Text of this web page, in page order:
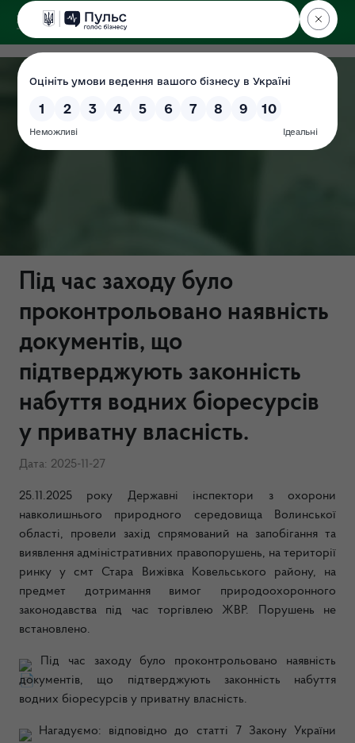
ДЕРЖЕКОІНСПЕКЦІЯ
у Волинській області
Під час заходу було
проконтрольовано наявність
документів, що
підтверджують законність
набуття водних біоресурсів
у приватну власність.
Дата: 2025-11-27
25.11.2025 року Державні інспектори з охорони
навколишнього природного середовища Волинської
області, провели захід спрямований на запобігання та
виявлення адміністративних правопорушень, на території
ринку у смт Стара Вижівка Ковельського району, на
предмет дотримання вимог природоохоронного
законодавства під час торгівлею ЖВР. Порушень не
встановлено.
Під час заходу було проконтрольовано наявність
документів, що підтверджують законність набуття
водних біоресурсів у приватну власність.
Нагадуємо: відповідно до статті 7 Закону України